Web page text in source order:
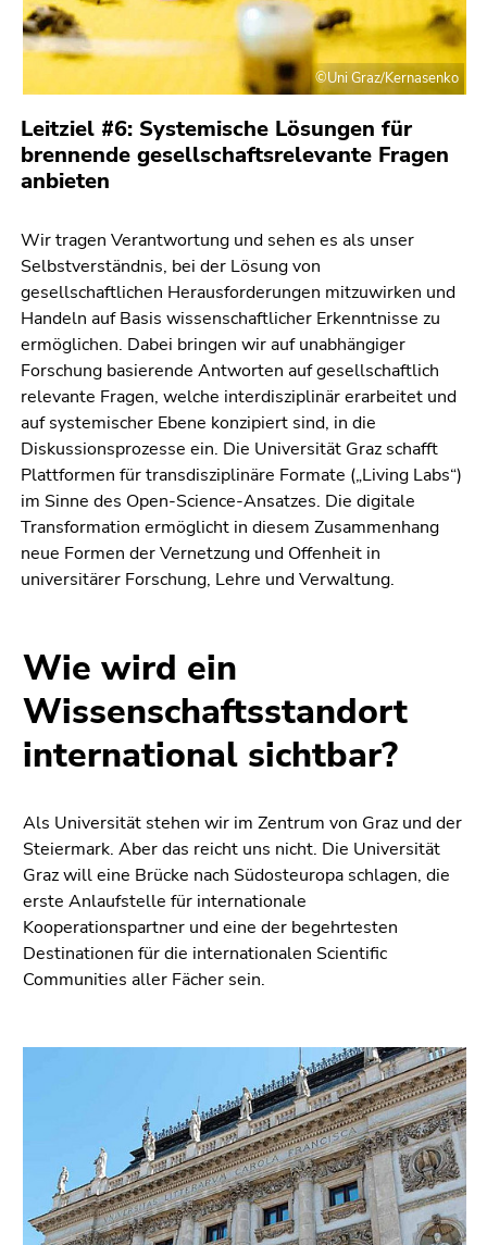
©Uni Graz/Kernasenko
Leitziel #6: Systemische Lösungen für
brennende gesellschaftsrelevante Fragen
anbieten
Wir tragen Verantwortung und sehen es als unser
Selbstverständnis, bei der Lösung von
gesellschaftlichen Herausforderungen mitzuwirken und
Handeln auf Basis wissenschaftlicher Erkenntnisse zu
ermöglichen. Dabei bringen wir auf unabhängiger
Forschung basierende Antworten auf gesellschaftlich
relevante Fragen, welche interdisziplinär erarbeitet und
auf systemischer Ebene konzipiert sind, in die
Diskussionsprozesse ein. Die Universität Graz schafft
Plattformen für transdisziplinäre Formate („Living Labs“)
im Sinne des Open-Science-Ansatzes. Die digitale
Transformation ermöglicht in diesem Zusammenhang
neue Formen der Vernetzung und Offenheit in
universitärer Forschung, Lehre und Verwaltung.
Wie wird ein
Wissenschaftsstandort
international sichtbar?
Als Universität stehen wir im Zentrum von Graz und der
Steiermark. Aber das reicht uns nicht. Die Universität
Graz will eine Brücke nach Südosteuropa schlagen, die
erste Anlaufstelle für internationale
Kooperationspartner und eine der begehrtesten
Destinationen für die internationalen Scientific
Communities aller Fächer sein.